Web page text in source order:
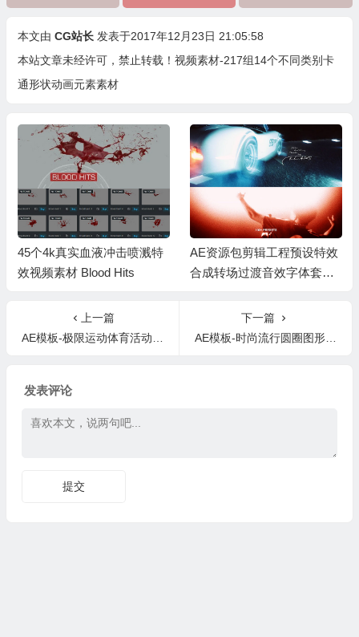
本文由 CG站长 发表于2017年12月23日 21:05:58
本站文章未经许可，禁止转载！ 视频素材-217组14个不同类别卡
通形状动画元素素材
45个4k真实血液冲击喷溅特
效视频素材 Blood Hits
AE资源包剪辑工程预设特效
合成转场过渡音效字体套装
上一篇
AE模板-极限运动体育活动健身会所宣传片开场 extreme-show-sport-event-promo
下一篇
AE模板-时尚流行圆圈图形滑动放大展示图文宣传colorful-opener
发表评论